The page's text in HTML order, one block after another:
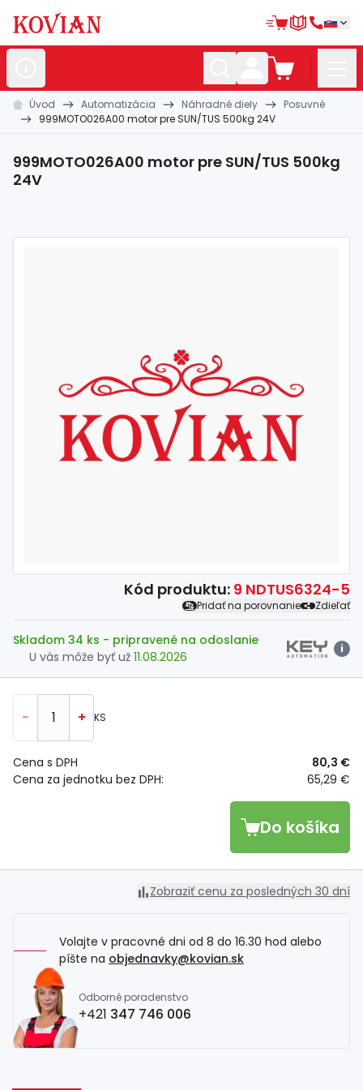
Nerezovépolotovary
Kované
Bránovésystémy
materiál
Úvod Automatizácia Náhradné diely
Posuvné
999MOTO026A00 motor pre SUN/TUS 500kg 24V
999MOTO026A00 motor pre SUN/TUS 500kg
24V
Kód produktu: 9 NDTUS6324-5
Pridať na porovnanie Zdieľať
Skladom 34 ks - pripravené na odoslanie
U vás môže byť už 11.08.2026
i
- + KS
Cena za jednotku bez DPH: 65,29 €
Cena s DPH 80,3 €
Do košíka
Zobraziť cenu za posledných 30 dní
Volajte v pracovné dni od 8 do 16.30 hod alebo
píšte na objednavky@kovian.sk
Odborné poradenstvo
+421 347 746 006